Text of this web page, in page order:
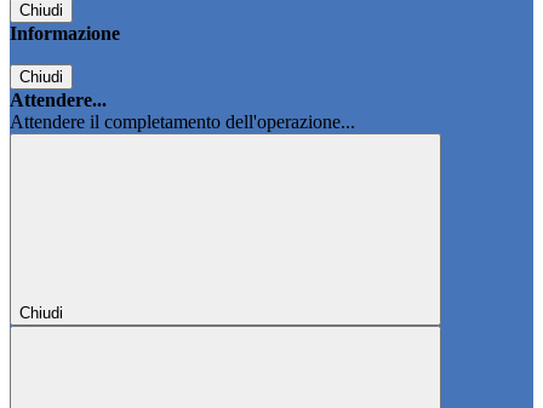
Chiudi
Informazione
Chiudi
Attendere...
Attendere il completamento dell'operazione...
Chiudi